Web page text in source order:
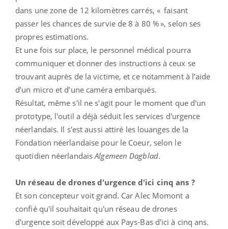
dans une zone de 12 kilomètres carrés, « faisant
passer les chances de survie de 8 à 80 % », selon ses
propres estimations.
Et une fois sur place, le personnel médical pourra
communiquer et donner des instructions à ceux se
trouvant auprès de la victime, et ce notamment à l’aide
d’un micro et d’une caméra embarqués.
Résultat, même s'il ne s'agit pour le moment que d'un
prototype, l'outil a déjà séduit les services d'urgence
néerlandais. Il s'est aussi attiré les louanges de la
Fondation néerlandaise pour le Coeur, selon le
quotidien néerlandaisAlgemeen Dagblad.
Un réseau de drones d'urgence d'ici cinq ans ?
Et son concepteur voit grand. Car Alec Momont a
confié qu'il souhaitait qu'un réseau de drones
d'urgence soit développé aux Pays-Bas d'ici à cinq ans.